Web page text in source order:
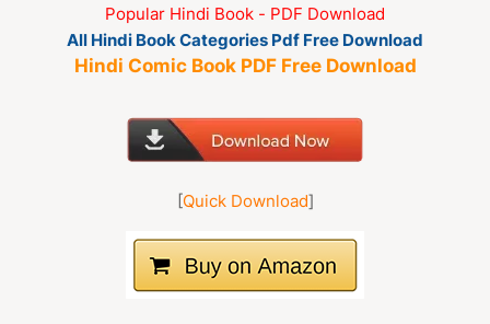
Popular Hindi Book - PDF Download
All Hindi Book Categories Pdf Free Download
Hindi Comic Book PDF Free Download
[Quick Download]